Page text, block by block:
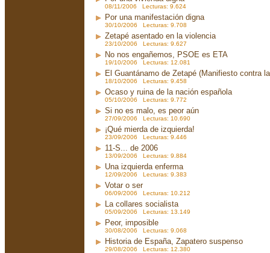
08/11/2006 Lecturas: 9.624
Por una manifestación digna
30/10/2006 Lecturas: 9.708
Zetapé asentado en la violencia
23/10/2006 Lecturas: 9.627
No nos engañemos, PSOE es ETA
19/10/2006 Lecturas: 12.081
El Guantánamo de Zetapé (Manifiesto contra
18/10/2006 Lecturas: 9.458
Ocaso y ruina de la nación española
05/10/2006 Lecturas: 9.772
Si no es malo, es peor aún
27/09/2006 Lecturas: 10.690
¡Qué mierda de izquierda!
23/09/2006 Lecturas: 9.446
11-S... de 2006
13/09/2006 Lecturas: 9.884
Una izquierda enferma
12/09/2006 Lecturas: 9.383
Votar o ser
06/09/2006 Lecturas: 10.212
La collares socialista
05/09/2006 Lecturas: 13.149
Peor, imposible
30/08/2006 Lecturas: 9.068
Historia de España, Zapatero suspenso
29/08/2006 Lecturas: 12.380